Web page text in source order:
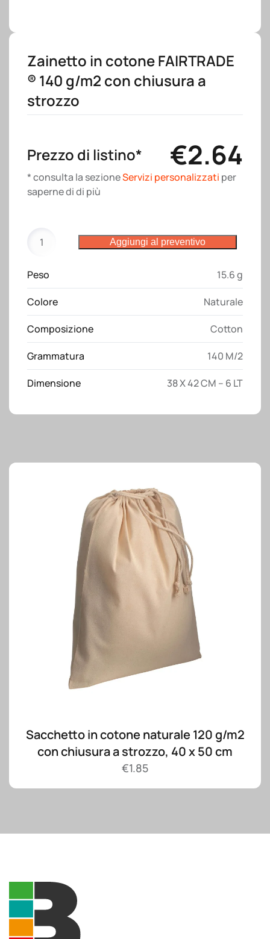
Zainetto in cotone FAIRTRADE
® 140 g/m2 con chiusura a
strozzo
Prezzo di listino* €2.64
* consulta la sezioneServizi personalizzati per
saperne di di più
FAIRTRADE
®
140
con
chiusura
a
strozzo
Aggiungi al preventivo
Peso 15.6 g
Colore Naturale
Composizione Cotton
Grammatura 140 M/2
Dimensione 38 X 42 CM – 6 LT
Sacchetto in cotone naturale 120 g/m2
con chiusura a strozzo, 40 x 50 cm
€1.85